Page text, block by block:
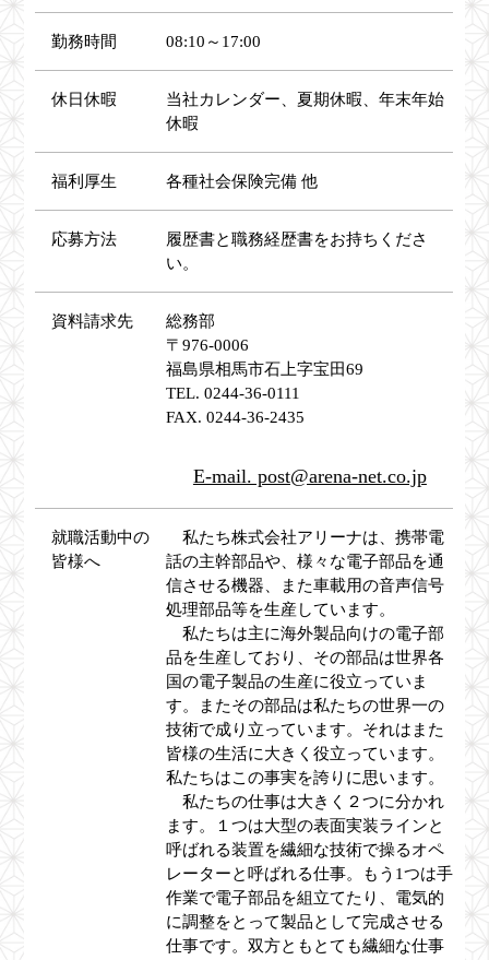
勤務時間 08:10～17:00
休日休暇
当社カレンダー、夏期休暇、年末年始
休暇
福利厚生 各種社会保険完備 他
応募方法
履歴書と職務経歴書をお持ちくださ
い。
資料請求先
総務部
〒976-0006
福島県相馬市石上字宝田69
TEL. 0244-36-0111
FAX. 0244-36-2435
E-mail. post@arena-net.co.jp
就職活動中の
皆様へ
私たち株式会社アリーナは、携帯電
話の主幹部品や、様々な電子部品を通
信させる機器、また車載用の音声信号
処理部品等を生産しています。
私たちは主に海外製品向けの電子部
品を生産しており、その部品は世界各
国の電子製品の生産に役立っていま
す。またその部品は私たちの世界一の
技術で成り立っています。それはまた
皆様の生活に大きく役立っています。
私たちはこの事実を誇りに思います。
私たちの仕事は大きく２つに分かれ
ます。１つは大型の表面実装ラインと
呼ばれる装置を繊細な技術で操るオペ
レーターと呼ばれる仕事。もう1つは手
作業で電子部品を組立てたり、電気的
に調整をとって製品として完成させる
仕事です。双方ともとても繊細な仕事